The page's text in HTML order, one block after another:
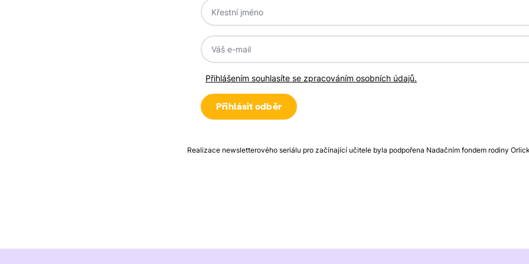
Přihlášením souhlasíte se zpracováním osobních údajů.
Realizace newsletterového seriálu pro začínající učitele byla podpořena Nadačním fondem rodiny